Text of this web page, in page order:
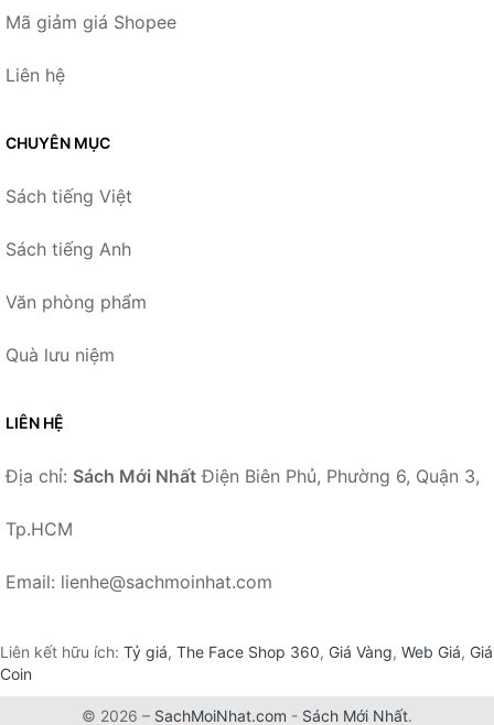
Mã giảm giá Shopee
Liên hệ
CHUYÊN MỤC
Sách tiếng Việt
Sách tiếng Anh
Văn phòng phẩm
Quà lưu niệm
LIÊN HỆ
Địa chỉ: Sách Mới Nhất Điện Biên Phủ, Phường 6, Quận 3,
Tp.HCM
Email: lienhe@sachmoinhat.com
Liên kết hữu ích: Tỷ giá, The Face Shop 360, Giá Vàng, Web Giá, Giá
Coin
© 2026 – SachMoiNhat.com - Sách Mới Nhất.